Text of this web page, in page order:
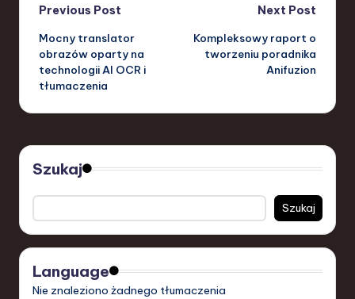
Post
navigation
Previous Post
Mocny translator
obrazów oparty na
technologii AI OCR i
tłumaczenia
Next Post
Kompleksowy raport o
tworzeniu poradnika
Anifuzion
Szukaj
Szukaj
Language
Nie znaleziono żadnego tłumaczenia